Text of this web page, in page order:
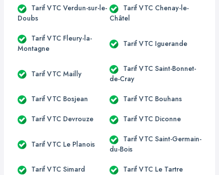
Tarif VTC Verdun-sur-le-
Doubs
Tarif VTC Chenay-le-
Châtel
Tarif VTC Fleury-la-
Montagne
Tarif VTC Iguerande
Tarif VTC Mailly
Tarif VTC Saint-Bonnet-
de-Cray
Tarif VTC Bosjean Tarif VTC Bouhans
Tarif VTC Devrouze Tarif VTC Diconne
Tarif VTC Le Planois
Tarif VTC Saint-Germain-
du-Bois
Tarif VTC Simard Tarif VTC Le Tartre